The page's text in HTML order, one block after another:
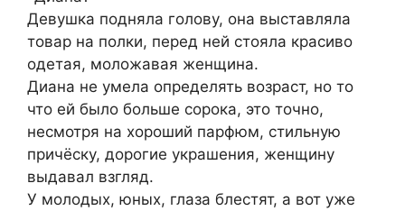
Девушка подняла голову, она выставляла
товар на полки, перед ней стояла красиво
одетая, моложавая женщина.
Диана не умела определять возраст, но то
что ей было больше сорока, это точно,
несмотря на хороший парфюм, стильную
причёску, дорогие украшения, женщину
выдавал взгляд.
У молодых, юных, глаза блестят, а вот уже